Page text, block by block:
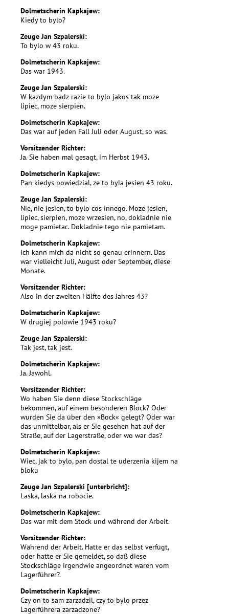
Dolmetscherin Kapkajew:
Kiedy to bylo?
Zeuge Jan Szpalerski:
To bylo w 43 roku.
Dolmetscherin Kapkajew:
Das war 1943.
Zeuge Jan Szpalerski:
W kazdym badz razie to bylo jakos tak moze
lipiec, moze sierpien.
Dolmetscherin Kapkajew:
Das war auf jeden Fall Juli oder August, so was.
Vorsitzender Richter:
Ja. Sie haben mal gesagt, im Herbst 1943.
Dolmetscherin Kapkajew:
Pan kiedys powiedzial, ze to byla jesien 43 roku.
Zeuge Jan Szpalerski:
Nie, nie jesien, to bylo cos innego. Moze jesien,
lipiec, sierpien, moze wrzesien, no, dokladnie nie
moge pamietac. Dokladnie tego nie pamietam.
Dolmetscherin Kapkajew:
Ich kann mich da nicht so genau erinnern. Das
war vielleicht Juli, August oder September, diese
Monate.
Vorsitzender Richter:
Also in der zweiten Hälfte des Jahres 43?
Dolmetscherin Kapkajew:
W drugiej polowie 1943 roku?
Zeuge Jan Szpalerski:
Tak jest, tak jest.
Dolmetscherin Kapkajew:
Ja. Jawohl.
Vorsitzender Richter:
Wo haben Sie denn diese Stockschläge
bekommen, auf einem besonderen Block? Oder
wurden Sie da über den »Bock« gelegt? Oder war
das unmittelbar, als er Sie gesehen hat auf der
Straße, auf der Lagerstraße, oder wo war das?
Dolmetscherin Kapkajew:
Wiec, jak to bylo, pan dostal te uderzenia kijem na
bloku
Zeuge Jan Szpalerski [unterbricht]:
Laska, laska na robocie.
Dolmetscherin Kapkajew:
Das war mit dem Stock und während der Arbeit.
Vorsitzender Richter:
Während der Arbeit. Hatte er das selbst verfügt,
oder hatte er Sie gemeldet, so daß diese
Stockschläge irgendwie angeordnet waren vom
Lagerführer?
Dolmetscherin Kapkajew:
Czy on to sam zarzadzil, czy to bylo przez
Lagerführera zarzadzone?